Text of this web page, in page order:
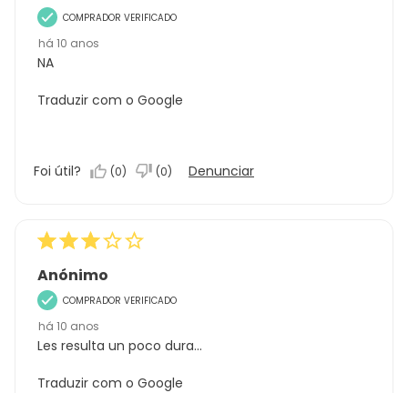
COMPRADOR VERIFICADO
há 10 anos
NA
Traduzir com o Google
Foi útil? (0) (0) Denunciar
Anónimo
COMPRADOR VERIFICADO
há 10 anos
Les resulta un poco dura...
Traduzir com o Google